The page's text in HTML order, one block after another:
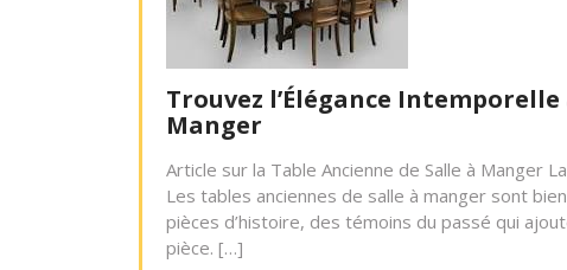
Trouvez l’Élégance
Manger
Article sur la Table Ancienne de Salle à Manger
Les tables anciennes de salle à manger sont
pièces d’histoire, des témoins du passé qui
pièce. […]